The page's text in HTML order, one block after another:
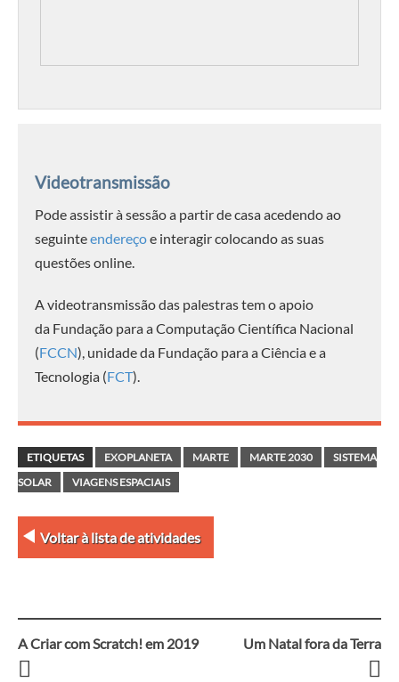
Videotransmissão
Pode assistir à sessão a partir de casa acedendo ao
seguinteendereçoe interagir colocando as suas
questões online.
A videotransmissão das palestras tem o apoio
da Fundação para a Computação Científica Nacional
(FCCN), unidade da Fundação para a Ciência e a
Tecnologia (FCT).
ETIQUETAS EXOPLANETA MARTE MARTE 2030
SISTEMA
SOLAR
VIAGENS ESPACIAIS
Voltar à lista de atividades
Navegação
A Criar com Scratch! em 2019 Um Natal fora da Terra